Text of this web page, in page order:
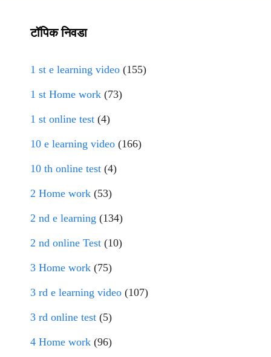
टॉपिक निवडा
1 st e learning video (155)
1 st Home work (73)
1 st online test (4)
10 e learning video (166)
10 th online test (4)
2 Home work (53)
2 nd e learning (134)
2 nd online Test (10)
3 Home work (75)
3 rd e learning video (107)
3 rd online test (5)
4 Home work (96)